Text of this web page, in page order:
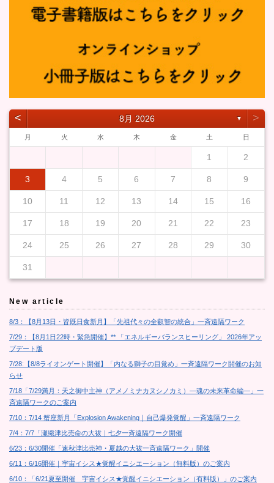
˂ 8月 2026 ▼ ˃
月 火 水 木 金 土 日
1 2
3 4 5 6 7 8 9
10 11 12 13 14 15 16
17 18 19 20 21 22 23
24 25 26 27 28 29 30
31
New article
8/3：【8月13日・皆既日食新月】「先祖代々の全叡智の統合」一斉遠隔ワーク
7/29：【8月1日22時・緊急開催】** 「エネルギーバランスヒーリング」 2026年アッ
プデート版
7/28:【8/8ライオンゲート開催】「内なる獅子の目覚め」一斉遠隔ワーク開催のお知
らせ
7/18「7/29満月：天之御中主神（アメノミナカヌシノカミ）―魂の未来革命編―」一
斉遠隔ワークのご案内
7/10：7/14 蟹座新月「Explosion Awakening｜自己爆発覚醒」一斉遠隔ワーク
7/4：7/7「瀬織津比売命の大祓｜七夕一斉遠隔ワーク開催
6/23：6/30開催「速秋津比売神・夏越の大祓一斉遠隔ワーク」開催
6/11：6/16開催｜宇宙イシス★覚醒イニシエーション（無料版）のご案内
6/10：「6/21夏至開催 宇宙イシス★覚醒イニシエーション（有料版）」のご案内